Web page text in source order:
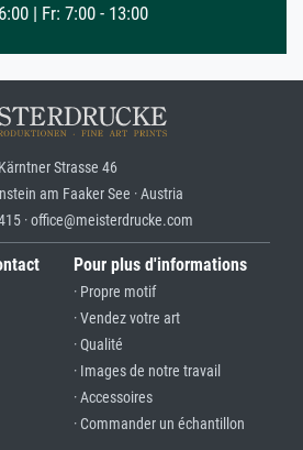
| Fr: 7:00 - 13:00
Kärntner Strasse 46
am Faaker See · Austria
· office@meisterdrucke.com
Pour plus d'informations
· Propre motif
· Vendez votre art
· Qualité
· Images de notre travail
· Accessoires
· Commander un échantillon